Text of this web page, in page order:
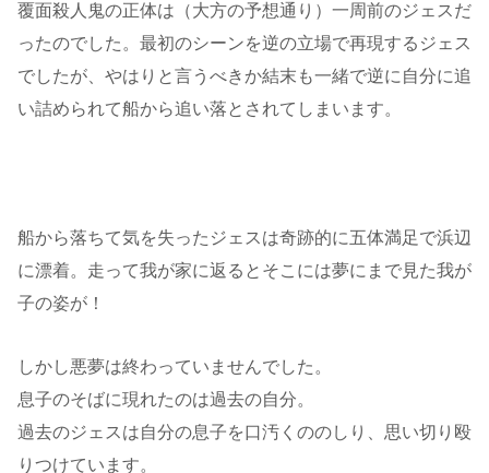
覆面殺人鬼の正体は（大方の予想通り）一周前のジェスだ
ったのでした。最初のシーンを逆の立場で再現するジェス
でしたが、やはりと言うべきか結末も一緒で逆に自分に追
い詰められて船から追い落とされてしまいます。
船から落ちて気を失ったジェスは奇跡的に五体満足で浜辺
に漂着。走って我が家に返るとそこには夢にまで見た我が
子の姿が！
しかし悪夢は終わっていませんでした。
息子のそばに現れたのは過去の自分。
過去のジェスは自分の息子を口汚くののしり、思い切り殴
りつけています。